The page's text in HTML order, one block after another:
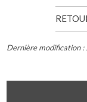
Dernière modification